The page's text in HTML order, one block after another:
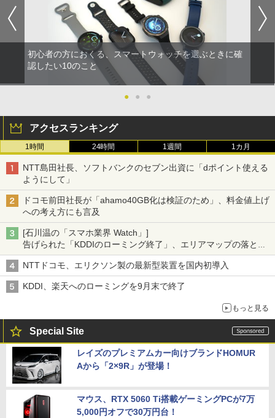
初心者の方におくる、スマートウォッチを選ぶときに確
認したい10のこと
● ● ●
アクセスランキング
1時間 24時間 1週間 1カ月
NTT島田社長、ソフトバンクのセブン出資に「dポイント使える
ようにして」
ドコモ前田社長が「ahamo40GB化は検証のため」、料金値上げ
への考え方にも言及
[石川温の「スマホ業界 Watch」]
告げられた「KDDIのローミング終了」、エリアマップの落とし
穴と楽天モバイルの課題
NTTドコモ、エリクソン製の最新型装置を国内初導入
KDDI、楽天へのローミングを9月末で終了
もっと見る
Special Site
レイズのプレミアムカー向けブランドHOMUR
Aから「2×9R」が登場！
マウス、RTX 5060 Ti搭載ゲーミングPCが7万
5,000円オフで30万円台！